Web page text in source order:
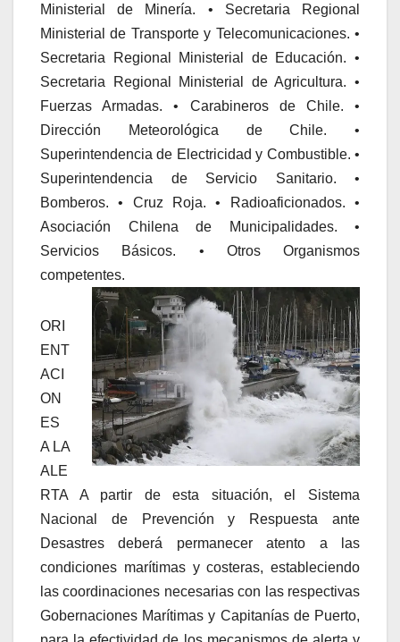
Ministerial de Minería. • Secretaria Regional
Ministerial de Transporte y Telecomunicaciones. •
Secretaria Regional Ministerial de Educación. •
Secretaria Regional Ministerial de Agricultura. •
Fuerzas Armadas. • Carabineros de Chile. •
Dirección Meteorológica de Chile. •
Superintendencia de Electricidad y Combustible. •
Superintendencia de Servicio Sanitario. •
Bomberos. • Cruz Roja. • Radioaficionados. •
Asociación Chilena de Municipalidades. •
Servicios Básicos. • Otros Organismos
competentes.
ORI
ENT
ACI
ON
ES
A LA
ALE
RTA A partir de esta situación, el Sistema
Nacional de Prevención y Respuesta ante
Desastres deberá permanecer atento a las
condiciones marítimas y costeras, estableciendo
las coordinaciones necesarias con las respectivas
Gobernaciones Marítimas y Capitanías de Puerto,